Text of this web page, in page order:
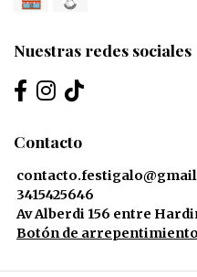
Nuestras redes sociales
Contacto
3415425646
Av Alberdi 156 entre
Botón de arrepentimiento